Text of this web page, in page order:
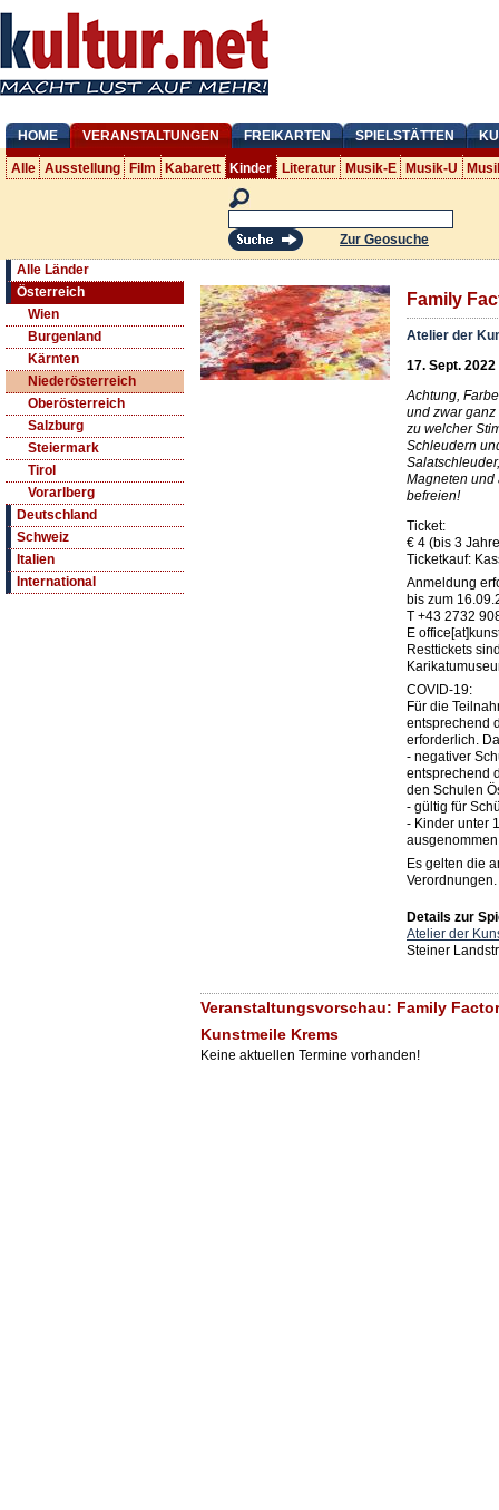
HOME VERANSTALTUNGEN FREIKARTEN SPIELSTÄTTEN
Alle Ausstellung Film Kabarett Kinder Literatur Musik-E Musik-U
Zur Geosuche
Alle Länder
Österreich
Wien
Burgenland
Kärnten
Niederösterreich
Oberösterreich
Salzburg
Steiermark
Tirol
Vorarlberg
Deutschland
Schweiz
Italien
International
Family
Atelier der
17. Sept. 2022
Achtung,
und zwar
zu welcher
Schleudern
Magneten und
befreien!
Ticket:
€ 4 (bis 3
Ticketkauf:
Anmeldung
bis zum
T +43 2732
E
Resttickets
COVID-19:
Für die
entsprechend
erforderlich.
- negativer
entsprechend
den Schulen
- gültig für
- Kinder unter
Es gelten die
Verordnungen.
Details zur
Atelier der
Steiner
Veranstaltungsvorschau: Family
Kunstmeile Krems
Keine aktuellen Termine vorhanden!